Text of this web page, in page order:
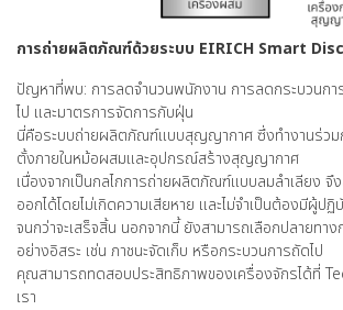
การถ่ายผลิตภัณฑ์ด้วยระบบ EIRICH Smart
ปัญหาที่พบ: การลดจำนวนพนักงาน การลดกระบวนก
ไป และมาตรการจัดการกับฝุ่น
นี่คือระบบถ่ายผลิตภัณฑ์แบบสุญญากาศ ซึ่งทำงานร่วม
ตั้งภายในหม้อผสมและอุปกรณ์สร้างสุญญากาศ
เนื่องจากเป็นกลไกการถ่ายผลิตภัณฑ์แบบลมลำเลียง
ออกได้โดยไม่เกิดความเสียหาย และไม่จำเป็นต้องมีผู้ป
จนกว่าจะเสร็จสิ้น นอกจากนี้ ยังสามารถเลือกปลายทา
อย่างอิสระ เช่น ภาชนะจัดเก็บ หรือกระบวนการถัดไป
คุณสามารถทดสอบประสิทธิภาพของเครื่องจักรได้ที่
เรา